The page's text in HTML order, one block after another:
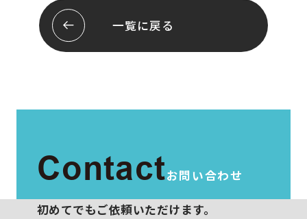
会社概要
スタッフ紹介
プライバシーポリシー
一覧に戻る
Contactお問い合わせ
初めてでもご依頼いただけます。